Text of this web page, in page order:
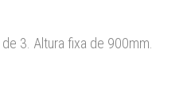
3. Altura fixa de 900mm.